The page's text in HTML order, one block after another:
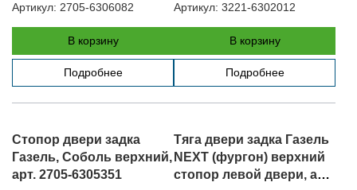
Артикул: 2705-6306082
В корзину
Подробнее
Артикул: 3221-6302012
В корзину
Подробнее
Стопор двери задка
Газель, Соболь верхний,
арт. 2705-6305351
Тяга двери задка Газель
NEXT (фургон) верхний
стопор левой двери, арт.